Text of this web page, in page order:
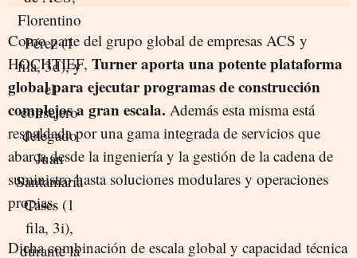
Como parte del grupo global de empresas ACS y
HOCHTIEF, Turner aporta una potente plataforma
global para ejecutar programas de construcción
complejos a gran escala. Además esta misma está
respaldada por una gama integrada de servicios que
abarca desde la ingeniería y la gestión de la cadena de
suministro hasta soluciones modulares y operaciones
propias.
Dicha combinación de escala global y capacidad técnica